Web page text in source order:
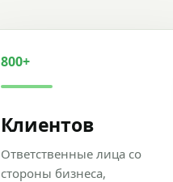
800+
Клиентов
Ответственные лица со
стороны бизнеса,